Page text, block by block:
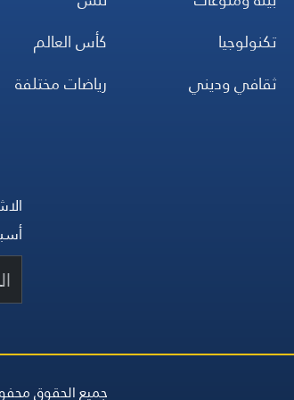
تكنولوجيا
ثقافي وديني
كأس العالم
رياضات مختلفة
جميع الحقوق محفوظة